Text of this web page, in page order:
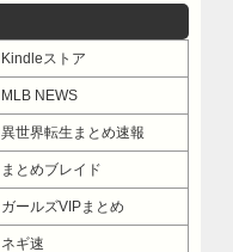
Kindleストア
MLB NEWS
異世界転生まとめ速報
まとめブレイド
ガールズVIPまとめ
ネギ速